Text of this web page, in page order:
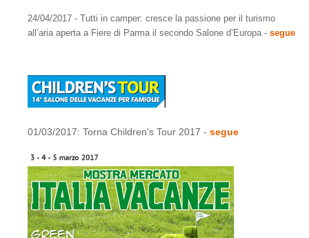
24/04/2017 - Tutti in camper: cresce la passione per il turismo
all’aria aperta a Fiere di Parma il secondo Salone d’Europa - segue
01/03/2017: Torna Children's Tour 2017 - segue